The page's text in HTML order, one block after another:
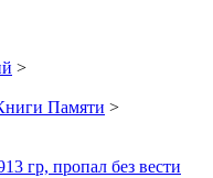
>
Памяти >
гр, пропал без вести